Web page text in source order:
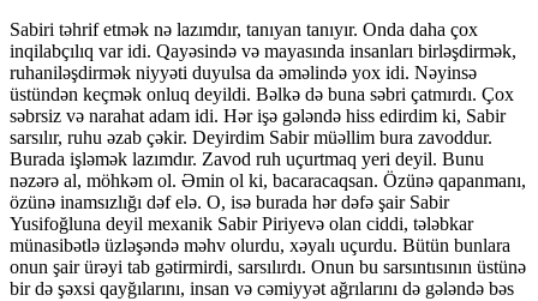
Sabiri təhrif etmək nə lazımdır, tanıyan tanıyır. Onda daha çox
inqilabçılıq var idi. Qayəsində və mayasında insanları birləşdirmək,
ruhaniləşdirmək niyyəti duyulsa da əməlində yox idi. Nəyinsə
üstündən keçmək onluq deyildi. Bəlkə də buna səbri çatmırdı. Çox
səbrsiz və narahat adam idi. Hər işə gələndə hiss edirdim ki, Sabir
sarsılır, ruhu əzab çəkir. Deyirdim Sabir müəllim bura zavoddur.
Burada işləmək lazımdır. Zavod ruh uçurtmaq yeri deyil. Bunu
nəzərə al, möhkəm ol. Əmin ol ki, bacaracaqsan. Özünə qapanmanı,
özünə inamsızlığı dəf elə. O, isə burada hər dəfə şair Sabir
Yusifoğluna deyil mexanik Sabir Piriyevə olan ciddi, tələbkar
münasibətlə üzləşəndə məhv olurdu, xəyalı uçurdu. Bütün bunlara
onun şair ürəyi tab gətirmirdi, sarsılırdı. Onun bu sarsıntısının üstünə
bir də şəxsi qayğılarını, insan və cəmiyyət ağrılarını də gələndə bəs